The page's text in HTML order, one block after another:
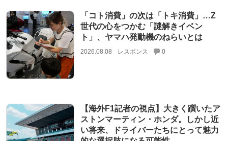
「コト消費」の次は「トキ消費」…Z
世代の心をつかむ「謎解きイベン
ト」、ヤマハ発動機のねらいとは
2026.08.08 レスポンス 0
【海外F1記者の視点】大きく躓いたア
ストンマーティン・ホンダ。しかし近
い将来、ドライバーたちにとって魅力